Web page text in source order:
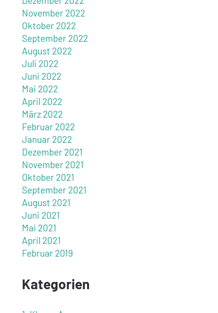
November 2022
Oktober 2022
September 2022
August 2022
Juli 2022
Juni 2022
Mai 2022
April 2022
März 2022
Februar 2022
Januar 2022
Dezember 2021
November 2021
Oktober 2021
September 2021
August 2021
Juni 2021
Mai 2021
April 2021
Februar 2019
Kategorien